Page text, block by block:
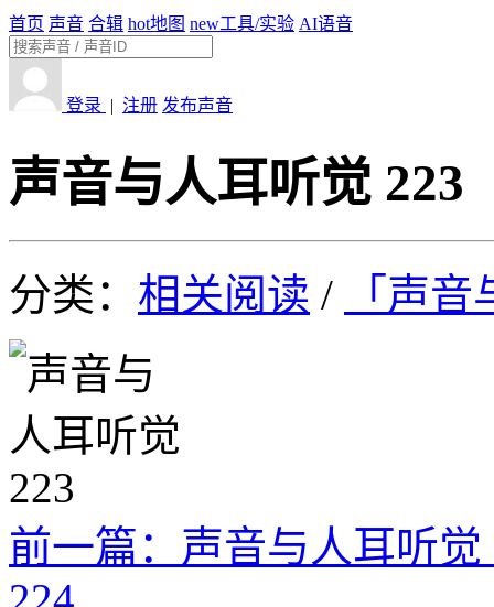
首页 声音 合辑 hot地图 new工具/实验 AI语音
登录 | 注册 发布声音
声音与人耳听觉 223
分类： 相关阅读 / 「声
前一篇：声音与人耳听觉